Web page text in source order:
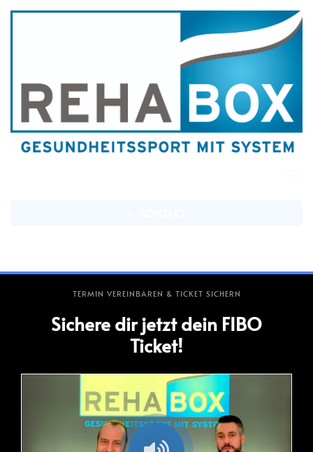
TERMIN VEREINBAREN & TICKET SICHERN
Sichere dir jetzt dein FIBO
Ticket!